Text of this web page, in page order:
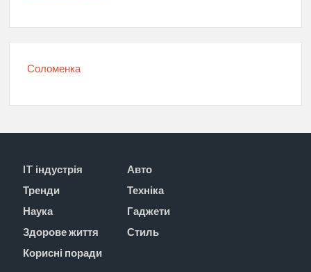
Соломенка
IT індустрія
Авто
Тренди
Техніка
Наука
Гаджети
Здорове життя
Стиль
Корисні поради